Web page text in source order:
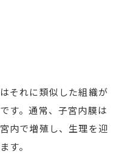
それに類似した組織が
す。通常、子宮内膜は
内で増殖し、生理を迎
す。